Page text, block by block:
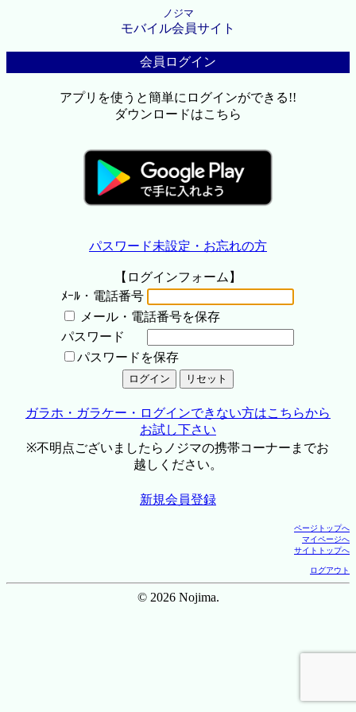
ノジマ
モバイル会員サイト
会員ログイン
アプリを使うと簡単にログインができる!!
ダウンロードはこちら
パスワード未設定・お忘れの方
【ログインフォーム】
ﾒｰﾙ・電話番号
メール・電話番号を保存
パスワード
パスワードを保存
ガラホ・ガラケー・ログインできない方はこちらから
お試し下さい
※不明点ございましたらノジマの携帯コーナーまでお
越しください。
新規会員登録
ページトップへ
マイページへ
サイトトップへ
ログアウト
© 2026 Nojima.